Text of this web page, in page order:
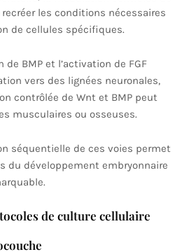
les conditions nécessaires
de cellules spécifiques.
de BMP et l’activation de FGF
vers des lignées neuronales,
contrôlée de Wnt et BMP peut
musculaires ou osseuses.
séquentielle de ces voies permet
du développement embryonnaire
de culture cellulaire